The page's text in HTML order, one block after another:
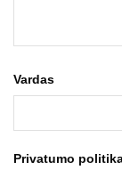
Vardas
Privatumo